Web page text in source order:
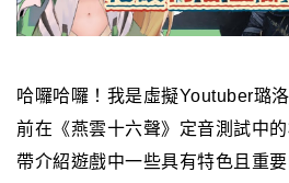
哈囉哈囉！我是虛擬Youtuber璐
前在《燕雲十六聲》定音測試中
帶介紹遊戲中一些具有特色且重